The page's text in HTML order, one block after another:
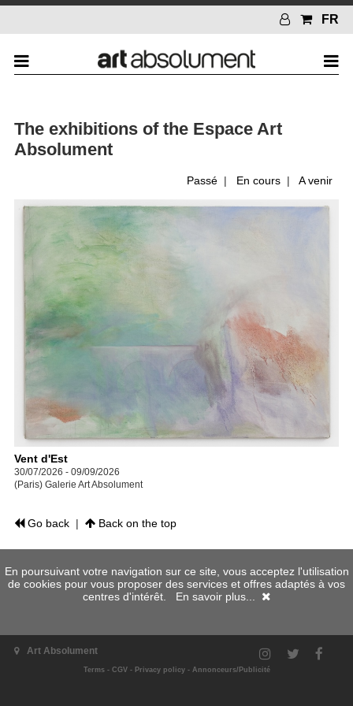
FR
The exhibitions of the Espace Art
Absolument
Passé | En cours |A venir
Vent d'Est
30/07/2026 - 09/09/2026
(Paris) Galerie Art Absolument
Go back| Back on the top
Art Absolument
Terms- CGV- Privacy policy- Annonceurs/Publicité
En poursuivant votre navigation sur ce site, vous acceptez l'utilisation
de cookies pour vous proposer des services et offres adaptés à vos
centres d'intérêt. En savoir plus...